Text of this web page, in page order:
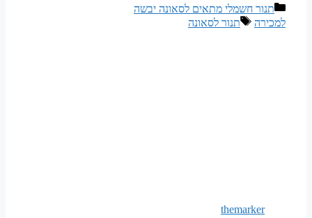
קטגוריות
תנור חשמלי מתאים לסאונה יבשה
למכירה
תגיות
תנור לסאונה
themarker